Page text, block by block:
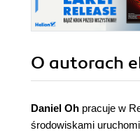
O autorach
Daniel Oh pracuje w
środowiskami